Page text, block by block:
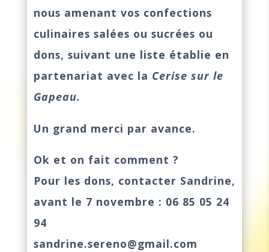
nous amenant vos confections
culinaires salées ou sucrées ou
dons, suivant une liste établie en
partenariat avec la Cerise sur le
Gapeau.
Un grand merci par avance.
Ok et on fait comment ?
Pour les dons, contacter Sandrine,
avant le 7 novembre : 06 85 05 24
94
sandrine.sereno@gmail.com